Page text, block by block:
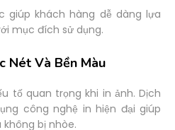
giúp khách hàng dễ dàng lựa
mục đích sử dụng.
Nét Và Bền Màu
tố quan trọng khi in ảnh. Dịch
công nghệ in hiện đại giúp
bị nhòe.